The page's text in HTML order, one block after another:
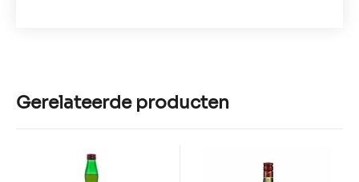
Gerelateerde producten